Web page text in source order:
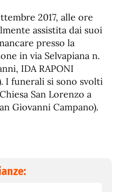
2017, alle ore
assistita dai suoi
presso la
in via Selvapiana n.
IDA RAPONI
I funerali si sono svolti
San Lorenzo a
Giovanni Campano).